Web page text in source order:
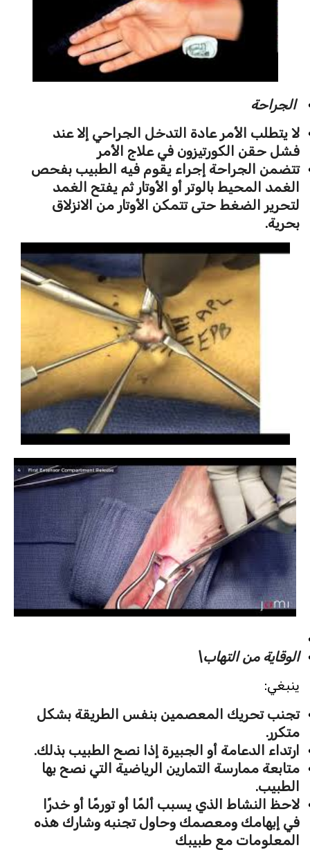
الجراحة
لا يتطلب الأمر عادة التدخل الجراحي إلا عند
فشل حقن الكورتيزون في علاج الأمر
تتضمن الجراحة إجراء يقوم فيه الطبيب بفحص
الغمد المحيط بالوتر أو الأوتار ثم يفتح الغمد
لتحرير الضغط حتى تتمكن الأوتار من الانزلاق
بحرية.
الوقاية من التهاب\
ينبغي:
تجنب تحريك المعصمين بنفس الطريقة بشكل
متكرر.
ارتداء الدعامة أو الجبيرة إذا نصح الطبيب بذلك.
متابعة ممارسة التمارين الرياضية التي نصح بها
الطبيب.
لاحظ النشاط الذي يسبب ألمًا أو تورمًا أو خدرًا
في إبهامك ومعصمك وحاول تجنبه وشارك هذه
المعلومات مع طبيبك